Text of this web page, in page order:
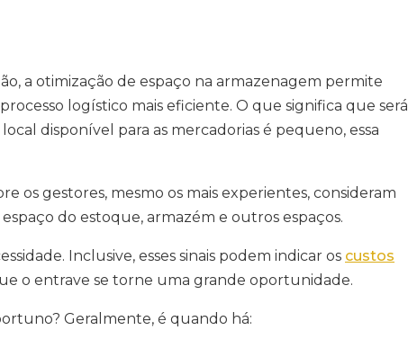
a otimização de espaço na armazenagem permite
logístico mais eficiente. O que significa que será
disponível para as mercadorias é pequeno, essa
os gestores, mesmo os mais experientes, consideram
do estoque, armazém e outros espaços.
Inclusive, esses sinais podem indicar os custos
o entrave se torne uma grande oportunidade.
Geralmente, é quando há: